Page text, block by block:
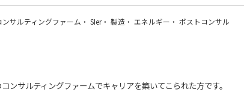
ンサルティングファーム ・ SIer・ 製造・ エネルギー ・ ポストコンサル
ンサルティングファームでキャリアを築いてこられた方です。